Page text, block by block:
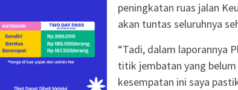
peningkatan ruas jalan
akan tuntas seluruhnya
“Tadi, dalam laporannya
titik jembatan yang
kesempatan ini saya